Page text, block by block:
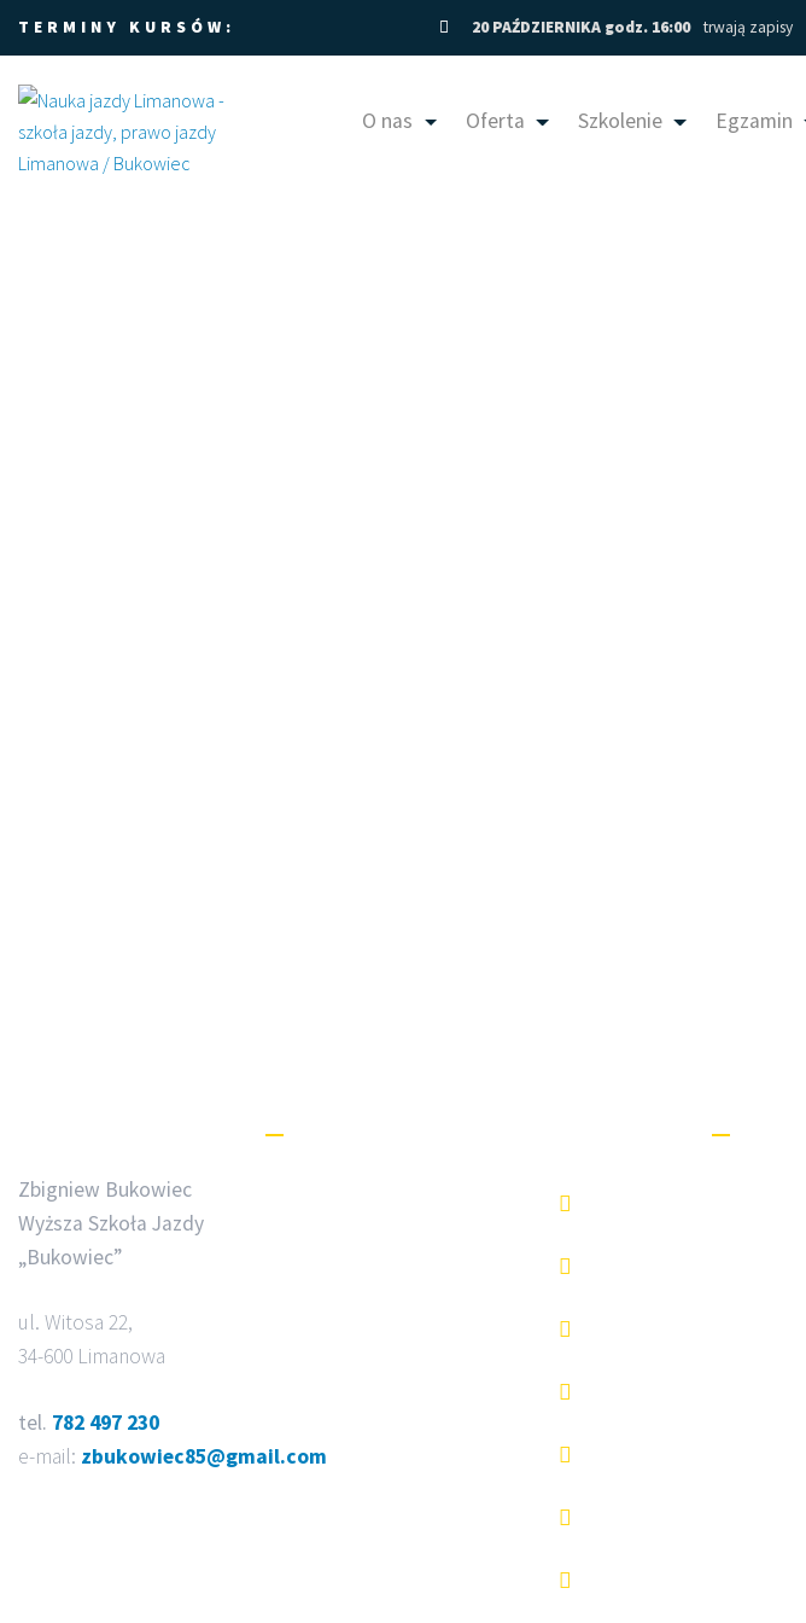
TERMINY KURSÓW: 20 PAŹDZIERNIKA godz. 16:00 trwają zapisy
O nas Oferta Szkolenie Egzamin
Zbigniew Bukowiec
Wyższa Szkoła Jazdy
„Bukowiec”
ul. Witosa 22,
34-600 Limanowa
tel. 782 497 230
e-mail: zbukowiec85@gmail.com